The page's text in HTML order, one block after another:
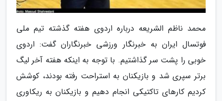
محمد ناظم الشریعه درباره اردوی هفته گذشته تیم ملی
فوتسال ایران به خبرنگار ورزشی خبرنگاران گفت: اردوی
خوبی را پشت سر گذاشتیم. با توجه به اینکه هفته آخر لیگ
برتر سپری شد و بازیکنان به استراحت رفته بودند، کوشش
کردیم کارهای تاکتیکی انجام دهیم و بازیکنان به ریکاوری